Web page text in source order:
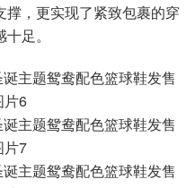
，更实现了紧致包裹的穿
足。